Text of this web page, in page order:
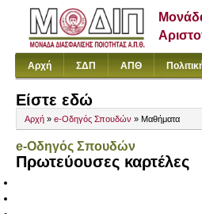
Αρχή ΣΔΠ ΑΠΘ
Είστε εδώ
Αρχή » e-Οδηγός Σπουδών » Μαθήματα
e-Οδηγός Σπουδών
Πρωτεύουσες καρτέλες